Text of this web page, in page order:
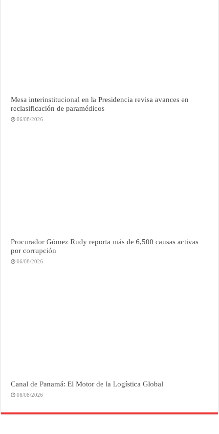
Mesa interinstitucional en la Presidencia revisa avances en
reclasificación de paramédicos
06/08/2026
Procurador Gómez Rudy reporta más de 6,500 causas activas
por corrupción
06/08/2026
Canal de Panamá: El Motor de la Logística Global
06/08/2026